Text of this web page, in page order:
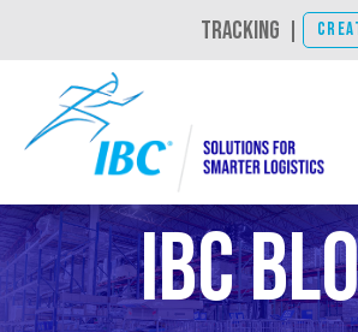
TRACKING
IBC